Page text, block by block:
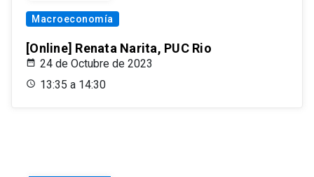
Macroeconomía
[Online] Renata Narita, PUC Rio
24 de Octubre de 2023
13:35 a 14:30